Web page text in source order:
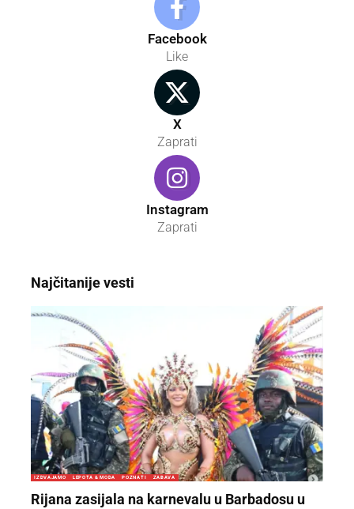
Facebook
Like
X
Zaprati
Instagram
Zaprati
Najčitanije vesti
IZDVAJAMO LEPOTA & MODA POZNATI ZABAVA
Rijana zasijala na karnevalu u Barbadosu u